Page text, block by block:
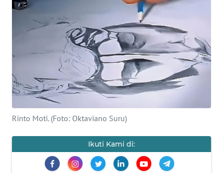
Rinto Moti. (Foto: Oktaviano Suru)
Ikuti Kami di:
TENTANG
KAMI
PEDOMAN
SIBER
DISCLAIMER